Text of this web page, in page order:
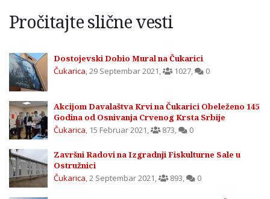
Pročitajte slične vesti
Dostojevski Dobio Mural na Čukarici
Čukarica 29 Septembar 2021 1027 0
Akcijom Davalaštva Krvi na Čukarici Obeleženo 145
Godina od Osnivanja Crvenog Krsta Srbije
Čukarica 15 Februar 2021 873 0
Završni Radovi na Izgradnji Fiskulturne Sale u
Ostružnici
Čukarica 2 Septembar 2021 893 0